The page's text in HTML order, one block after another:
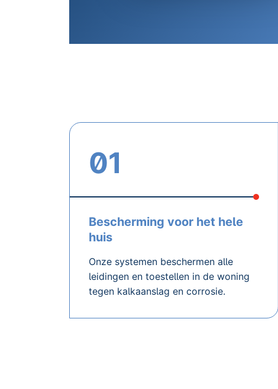
01
Bescherming voor het hele
huis
Onze systemen beschermen alle
leidingen en toestellen in de woning
tegen kalkaanslag en corrosie.